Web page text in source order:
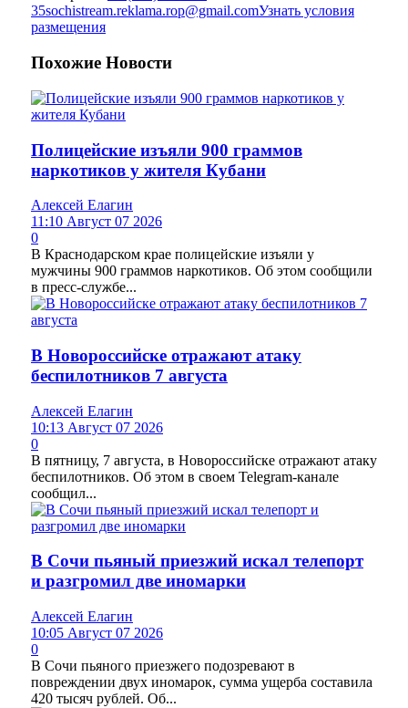
35sochistream.reklama.rop@gmail.comУзнать условия
размещения
Похожие Новости
Полицейские изъяли 900 граммов
наркотиков у жителя Кубани
Алексей Елагин
11:10 Август 07 2026
0
В Краснодарском крае полицейские изъяли у
мужчины 900 граммов наркотиков. Об этом сообщили
в пресс-службе...
В Новороссийске отражают атаку
беспилотников 7 августа
Алексей Елагин
10:13 Август 07 2026
0
В пятницу, 7 августа, в Новороссийске отражают атаку
беспилотников. Об этом в своем Telegram-канале
сообщил...
В Сочи пьяный приезжий искал телепорт
и разгромил две иномарки
Алексей Елагин
10:05 Август 07 2026
0
В Сочи пьяного приезжего подозревают в
повреждении двух иномарок, сумма ущерба составила
420 тысяч рублей. Об...